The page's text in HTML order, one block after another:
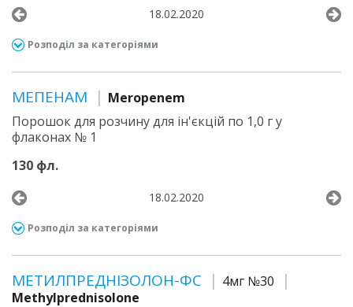
18.02.2020
Розподіл за категоріями
МЕПЕНАМ
Meropenem
Порошок для розчину для ін'єкцій по 1,0 г у
флаконах № 1
130 фл.
18.02.2020
Розподіл за категоріями
МЕТИЛПРЕДНІЗОЛОН-ФС
4мг №30
Methylprednisolone